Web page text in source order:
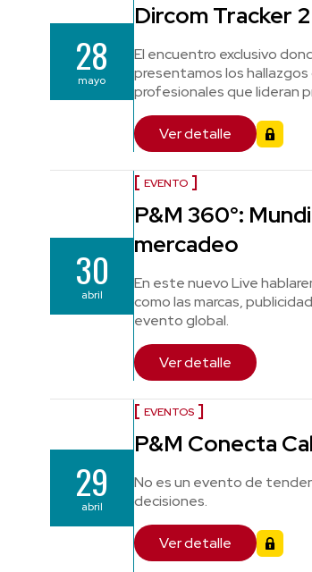
28
mayo
Dircom Tracker
El encuentro exclusivo
presentamos los
profesionales que lideran
Ver detalle
30
abril
EVENTO
P&M 360°:
mercadeo
En este nuevo Live
como las marcas,
evento global.
Ver detalle
29
abril
EVENTOS
P&M Conecta
No es un evento de
decisiones.
Ver detalle